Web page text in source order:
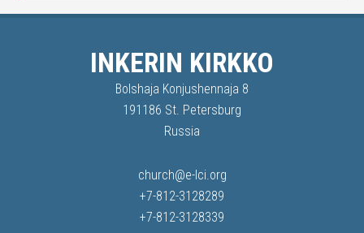
INKERIN KIRKKO
Bolshaja Konjushennaja 8
191186 St. Petersburg
Russia
church@e-lci.org
+7-812-3128289
+7-812-3128339